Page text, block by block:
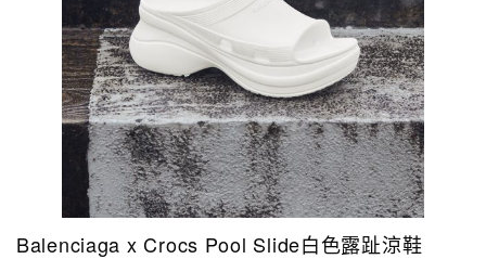
Balenciaga x Crocs Pool Slide白色露趾涼鞋